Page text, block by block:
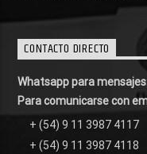
CONTACTO DIRECTO
Whatsapp para
Para comunicarse con
+ (54) 9 11 3987 4117
+ (54) 9 11 3987 4118